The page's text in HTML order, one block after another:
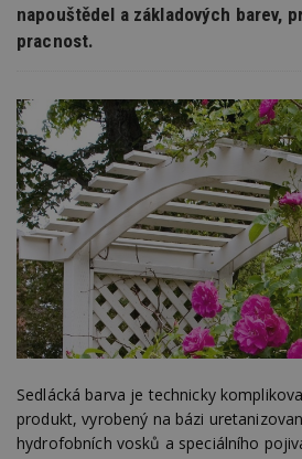
napouštědel a základových barev,
pracnost.
Sedlácká barva je technicky
produkt, vyrobený na bázi
hydrofobních vosků a speciálního